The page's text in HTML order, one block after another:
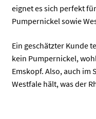
eignet es sich perfekt
Pumpernickel sowie
Ein geschätzter Kunde
kein Pumpernickel,
Emskopf. Also, auch
Westfale hält, was der